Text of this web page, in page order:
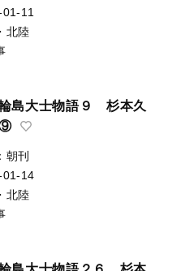
11
北陸
島大士物語９ 杉本久
⑨
朝刊
01-14
北陸